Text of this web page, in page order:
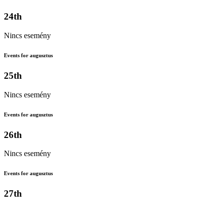
24th
Nincs esemény
Events for augusztus
25th
Nincs esemény
Events for augusztus
26th
Nincs esemény
Events for augusztus
27th